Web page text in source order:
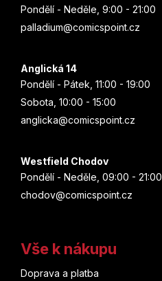
Pondělí - Neděle, 9:00 - 21:00
palladium@comicspoint.cz
Anglická 14
Pondělí - Pátek, 11:00 - 19:00
Sobota, 10:00 - 15:00
anglicka@comicspoint.cz
Westfield Chodov
Pondělí - Neděle, 09:00 - 21:00
chodov@comicspoint.cz
Vše k nákupu
Doprava a platba